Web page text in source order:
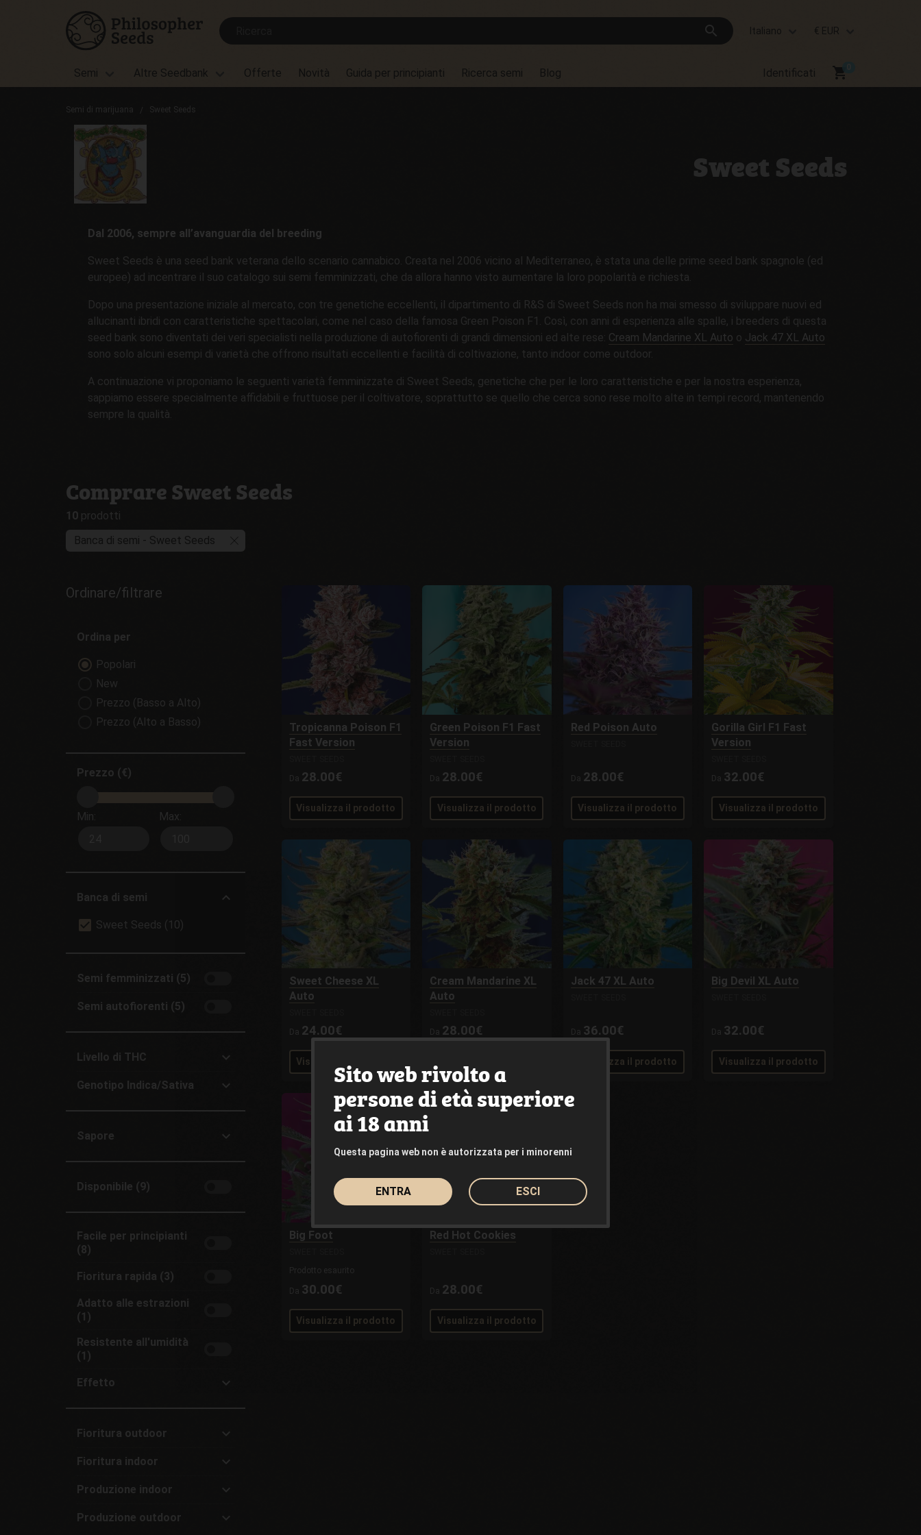
search Italiano € EUR
Semi Altre Seedbank Offerte Novità Guida per principianti Ricerca semi Blog Identificati shopping_cart
Semi di marijuana Sweet Seeds
Sweet Seeds
Dal 2006, sempre all’avanguardia del breeding
Sweet Seeds è una seed bank veterana dello scenario cannabico. Creata nel 2006 vicino al Mediterraneo, è stata una delle prime seed bank spagnole (ed
europee) ad incentrare il suo catalogo sui semi femminizzati, che da allora hanno visto aumentare la loro popolarità e richiesta.
Dopo una presentazione iniziale al mercato, con tre genetiche eccellenti, il dipartimento di R&S di Sweet Seeds non ha mai smesso di sviluppare nuovi ed
allucinanti ibridi con caratteristiche spettacolari, come nel caso della famosa Green Poison F1. Così, con anni di esperienza alle spalle, i breeders di questa
seed bank sono diventati dei veri specialisti nella produzione di autofiorenti di grandi dimensioni ed alte rese: Cream Mandarine XL Auto o Jack 47 XL Auto
sono solo alcuni esempi di varietà che offrono risultati eccellenti e facilità di coltivazione, tanto indoor come outdoor.
A continuazione vi proponiamo le seguenti varietà femminizzate di Sweet Seeds, genetiche che per le loro caratteristiche e per la nostra esperienza,
sappiamo essere specialmente affidabili e fruttuose per il coltivatore, soprattutto se quello che cerca sono rese molto alte in tempi record, mantenendo
sempre la qualità.
Comprare Sweet Seeds
10 prodotti
Banca di semi - Sweet Seeds
Ordinare/filtrare
Ordina per
Popolari
New
Prezzo (Basso a Alto)
Prezzo (Alto a Basso)
Prezzo (€)
Min: Max:
Banca di semi
Sweet Seeds (10)
Semi femminizzati (5)
Semi autofiorenti (5)
Livello di THC
Alto (15–25%) (7)
Medio (1–15%) (3)
Genotipo Indica/Sativa
Indica/Sativa 50% (2)
Sativa +60% (5)
Sapore
Citrato (2)
Dolce (1)
Haze (1)
Terroso (2)
Disponibile (9)
Facile per principianti
(8)
Fioritura rapida (3)
Adatto alle estrazioni
(1)
Resistente all'umidità
(1)
Effetto
Rilassante (4)
Ibrido (4)
Fioritura outdoor
Rapida (Fine estate) (8)
Standard (Autunno) (1)
Fioritura indoor
Rapida (-9 settimane) (8)
Standard (10-14 settimane)
Produzione indoor
Molto alta (+600 g/m2) (4)
Produzione outdoor
Tropicanna Poison F1
Fast Version
Da 28.00€
Visualizza il prodotto
Green Poison F1 Fast
Version
Da 28.00€
Visualizza il prodotto
Red Poison Auto
Da 28.00€
Visualizza il prodotto
Gorilla Girl F1 Fast
Version
Da 32.00€
Visualizza il prodotto
Sweet Cheese XL
Auto
Da 24.00€
Visualizza il prodotto
Cream Mandarine XL
Auto
Da 28.00€
Jack 47 XL Auto
Da 36.00€
Visualizza il prodotto
Big Devil XL Auto
32.00€
Visualizza il prodotto
Big Foot
Prodotto esaurito
Da 30.00€
Visualizza il prodotto
Red Hot Cookies
Da 28.00€
Visualizza il prodotto
Sito web rivolto a
persone di età superiore
ai 18 anni
Questa pagina web non è autorizzata per i minorenni
ENTRA ESCI